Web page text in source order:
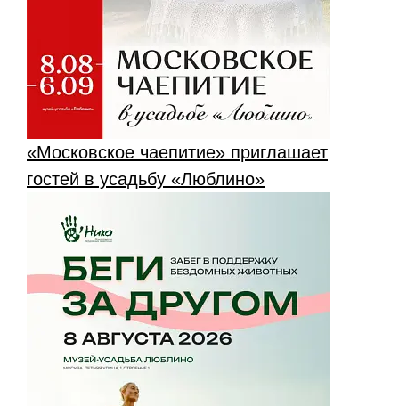
«Московское чаепитие» приглашает
гостей в усадьбу «Люблино»